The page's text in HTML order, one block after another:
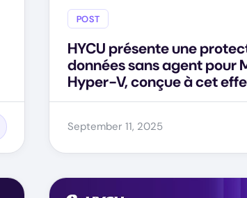
POST
HYCU présente une
données sans agent pour
Hyper-V, conçue à cet
September 11, 2025